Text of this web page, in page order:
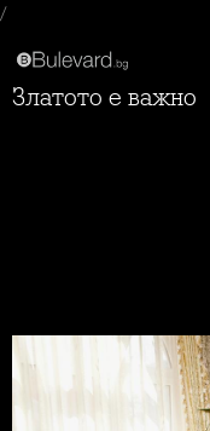
/
Златото е важно